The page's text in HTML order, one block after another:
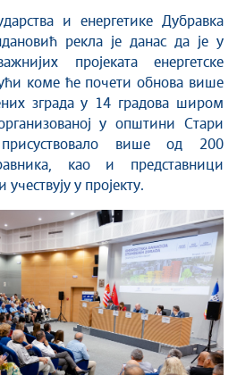
и енергетике Дубравка
рекла је данас да је у
пројеката енергетске
коме ће почети обнова више
зграда у 14 градова широм
у општини Стари
више од 200
као и представници
у пројекту.